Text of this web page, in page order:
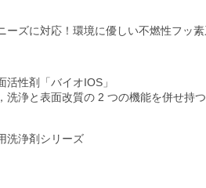
ーズに対応！環境に優しい不燃性フッ
活性剤「バイオIOS」
洗浄と表面改質の 2 つの機能を併せ持
洗浄剤シリーズ